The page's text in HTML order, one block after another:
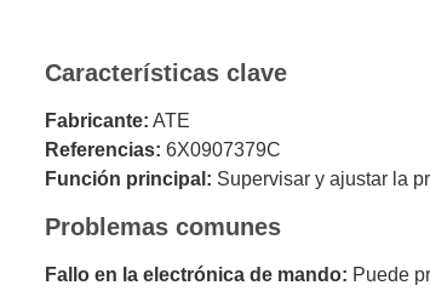
Características clave
Fabricante: ATE
Referencias: 6X0907379C
Función principal: Supervisar y ajustar la
Problemas comunes
Fallo en la electrónica de mando: Puede